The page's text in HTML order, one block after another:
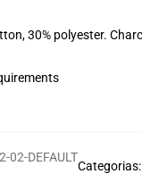
30% polyester.
02-DEFAULT
Categorias: